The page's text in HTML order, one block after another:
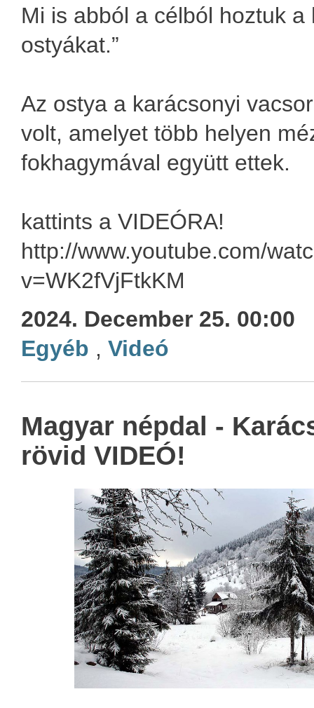
Mi is abból a célból hoztuk a
ostyákat.”
Az ostya a karácsonyi
volt, amelyet több helyen
fokhagymával együtt ettek.
kattints a VIDEÓRA!
http://www.youtube.com/
v=WK2fVjFtkKM
2024. December 25. 00:00
Egyéb , Videó
Magyar népdal -
rövid VIDEÓ!